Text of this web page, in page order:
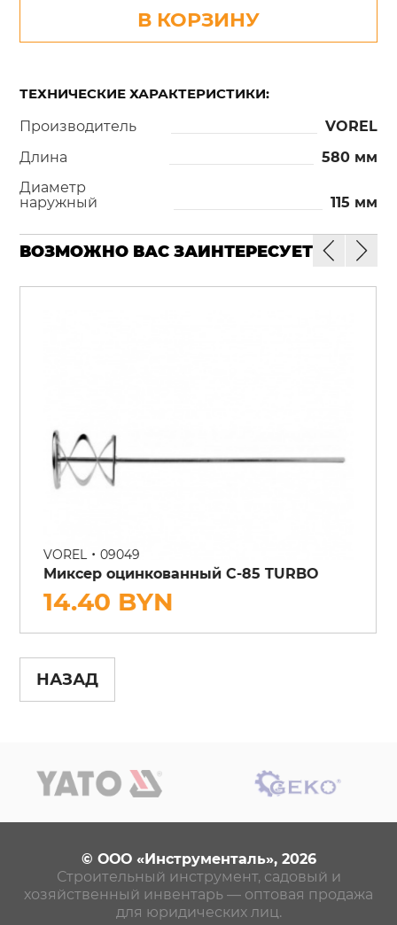
В КОРЗИНУ
ТЕХНИЧЕСКИЕ ХАРАКТЕРИСТИКИ:
Производитель
VOREL
Длина
580 мм
Диаметр
наружный
115 мм
ВОЗМОЖНО ВАС ЗАИНТЕРЕСУЕТ
VOREL • 09049
Миксер оцинкованный С-85 TURBO
14.40 BYN
НАЗАД
© ООО «Инструменталь», 2026
Строительный инструмент, садовый и
хозяйственный инвентарь — оптовая продажа
для юридических лиц.